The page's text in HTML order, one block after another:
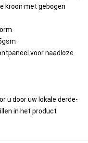
kroon met gebogen
voor naadloze
u door uw lokale derde-
in het product